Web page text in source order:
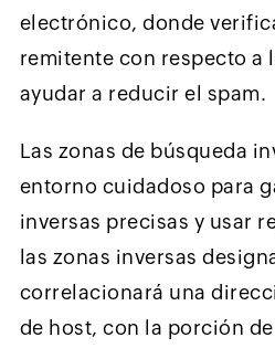
electrónico, donde
remitente con respecto a
ayudar a reducir el spam.
Las zonas de búsqueda
entorno cuidadoso para
inversas precisas y usar
las zonas inversas
correlacionará una
de host, con la porción